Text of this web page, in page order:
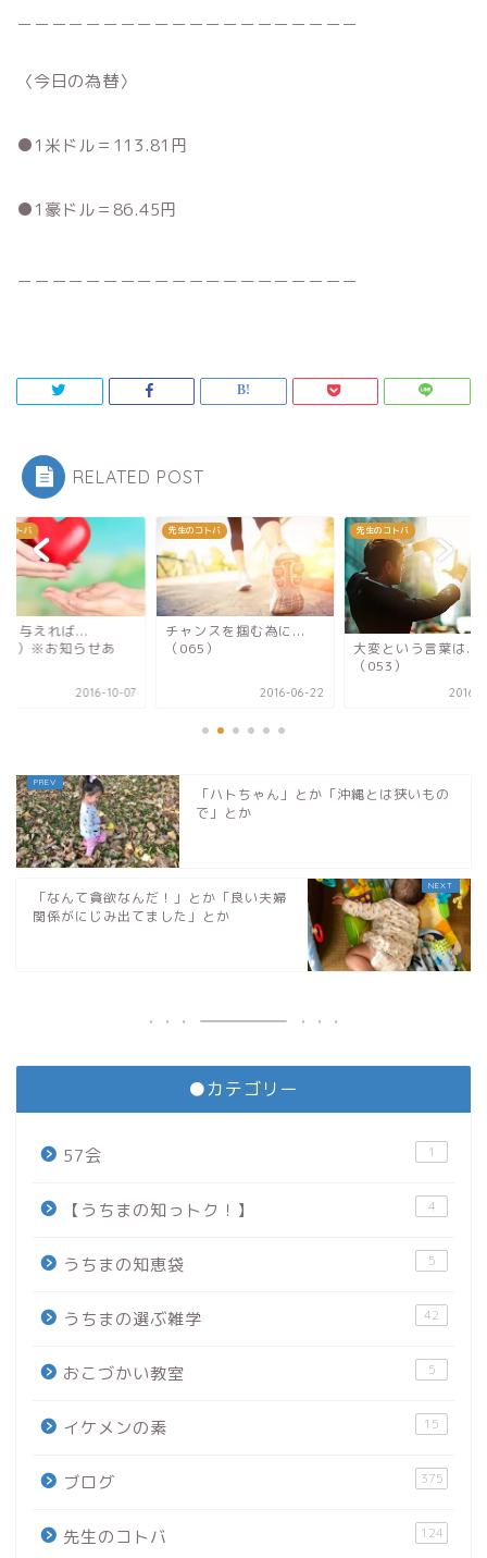
〈今日の為替〉
●1米ドル＝113.81円
●1豪ドル＝86.45円
RELATED POST
コトバ
に与えれば...
）※お知らせあ
2016-10-07
先生のコトバ
チャンスを掴む為に...
（065）
2016-06-22
先生のコトバ
大変という言葉は...
（053）
2016-
「ハトちゃん」とか「沖縄とは狭いもの
で」とか
「なんて貪欲なんだ！」とか「良い夫婦
関係がにじみ出てました」とか
●カテゴリー
57会 1
【うちまの知っトク！】 4
うちまの知恵袋 5
うちまの選ぶ雑学 42
おこづかい教室 5
イケメンの素 15
ブログ 375
先生のコトバ 124